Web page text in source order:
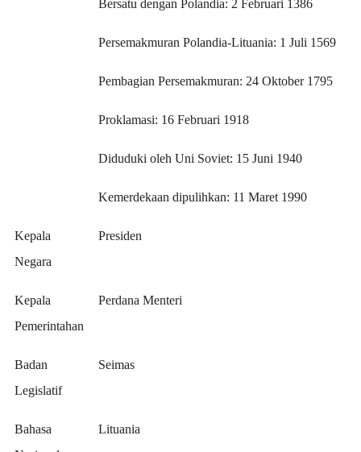
Bersatu dengan Polandia: 2 Februari 1386
Persemakmuran Polandia-Lituania: 1 Juli 1569
Pembagian Persemakmuran: 24 Oktober 1795
Proklamasi: 16 Februari 1918
Diduduki oleh Uni Soviet: 15 Juni 1940
Kemerdekaan dipulihkan: 11 Maret 1990
Kepala
Negara
Presiden
Kepala
Pemerintahan
Perdana Menteri
Badan
Legislatif
Seimas
Bahasa
Lituania